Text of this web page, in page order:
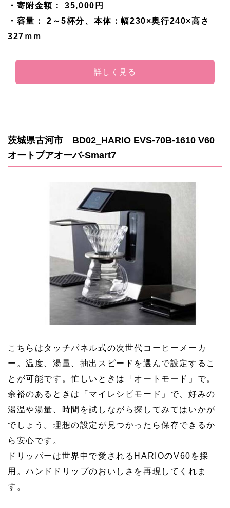
・寄附金額： 35,000円
・容量： 2～5杯分、本体：幅230×奥行240×高さ
327ｍｍ
詳しく見る
茨城県古河市 BD02_HARIO EVS-70B-1610 V60
オートプアオーバ-Smart7
こちらはタッチパネル式の次世代コーヒーメーカ
ー。温度、湯量、抽出スピードを選んで設定するこ
とが可能です。忙しいときは「オートモード」で。
余裕のあるときは「マイレシピモード」で、好みの
湯温や湯量、時間を試しながら探してみてはいかが
でしょう。理想の設定が見つかったら保存できるか
ら安心です。
ドリッパーは世界中で愛されるHARIOのV60を採
用。ハンドドリップのおいしさを再現してくれま
す。